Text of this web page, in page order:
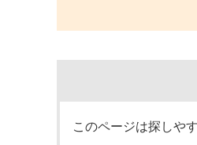
このページは探しや